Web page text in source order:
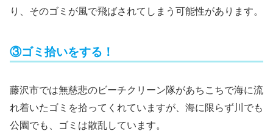
り、そのゴミが風で飛ばされてしまう可能性があります。
③ゴミ拾いをする！
藤沢市では無慈悲のビーチクリーン隊があちこちで海に流
れ着いたゴミを拾ってくれていますが、海に限らず川でも
公園でも、ゴミは散乱しています。